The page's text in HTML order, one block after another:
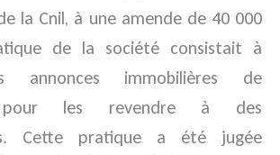
la Cnil, à une amende de 40 000
de la société consistait à
annonces immobilières de
pour les revendre à des
Cette pratique a été jugée